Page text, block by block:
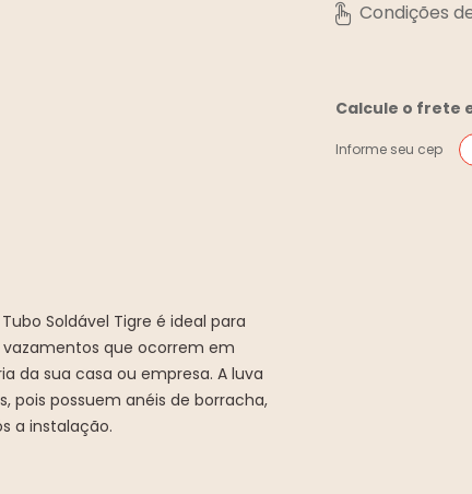
Calcule o frete
Informe seu cep
Soldável Tigre é ideal para
que ocorrem em
da sua casa ou empresa. A luva
pois possuem anéis de borracha,
a instalação.